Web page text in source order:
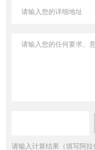
请输入计算结果（填写阿